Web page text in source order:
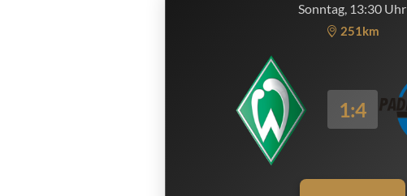
Sonntag, 13:30 Uhr
251km
1:4